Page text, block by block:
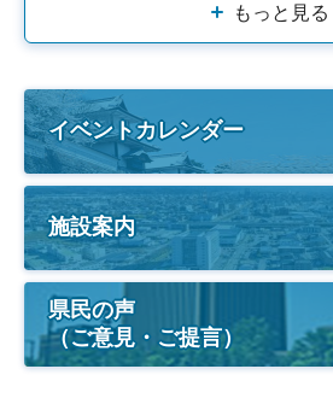
もっと見る
イベントカレンダー
施設案内
県民の声
（ご意見・ご提言）